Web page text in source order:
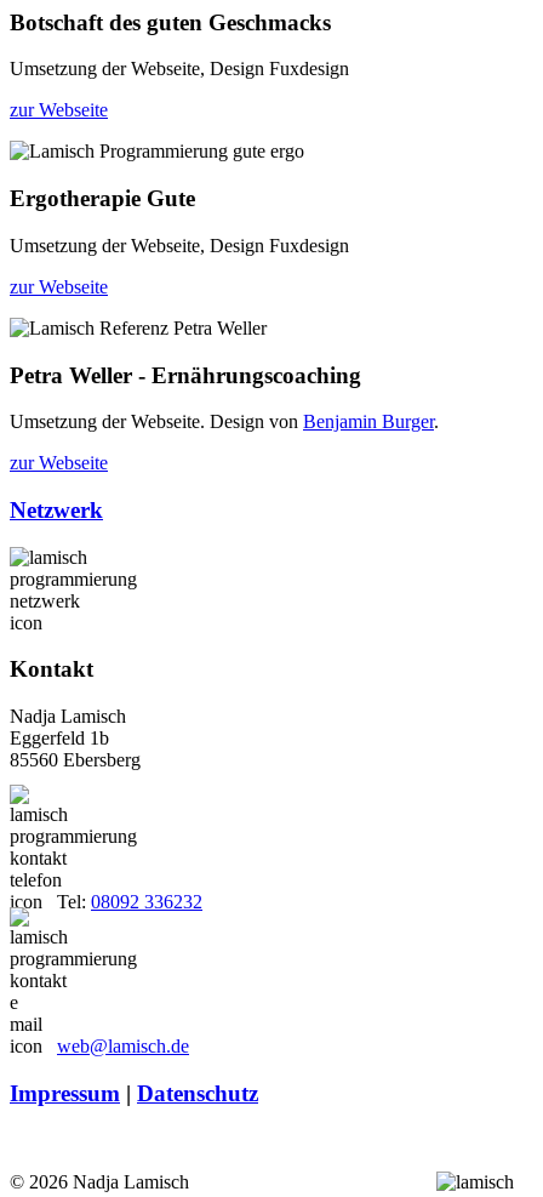
Botschaft des guten Geschmacks
Umsetzung der Webseite, Design Fuxdesign
zur Webseite
Ergotherapie Gute
Umsetzung der Webseite, Design Fuxdesign
zur Webseite
Petra Weller - Ernährungscoaching
Umsetzung der Webseite. Design von Benjamin Burger.
zur Webseite
Netzwerk
Kontakt
Nadja Lamisch
Eggerfeld 1b
85560 Ebersberg
Tel: 08092 336232
web@lamisch.de
Impressum | Datenschutz
© 2026 Nadja Lamisch